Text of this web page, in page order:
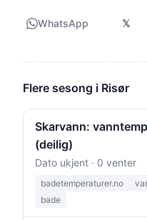
WhatsApp 𝕏
Flere sesong i Risør
Skarvann:
(deilig)
Dato ukjent · 0 venter
badetemperaturer.no
bade